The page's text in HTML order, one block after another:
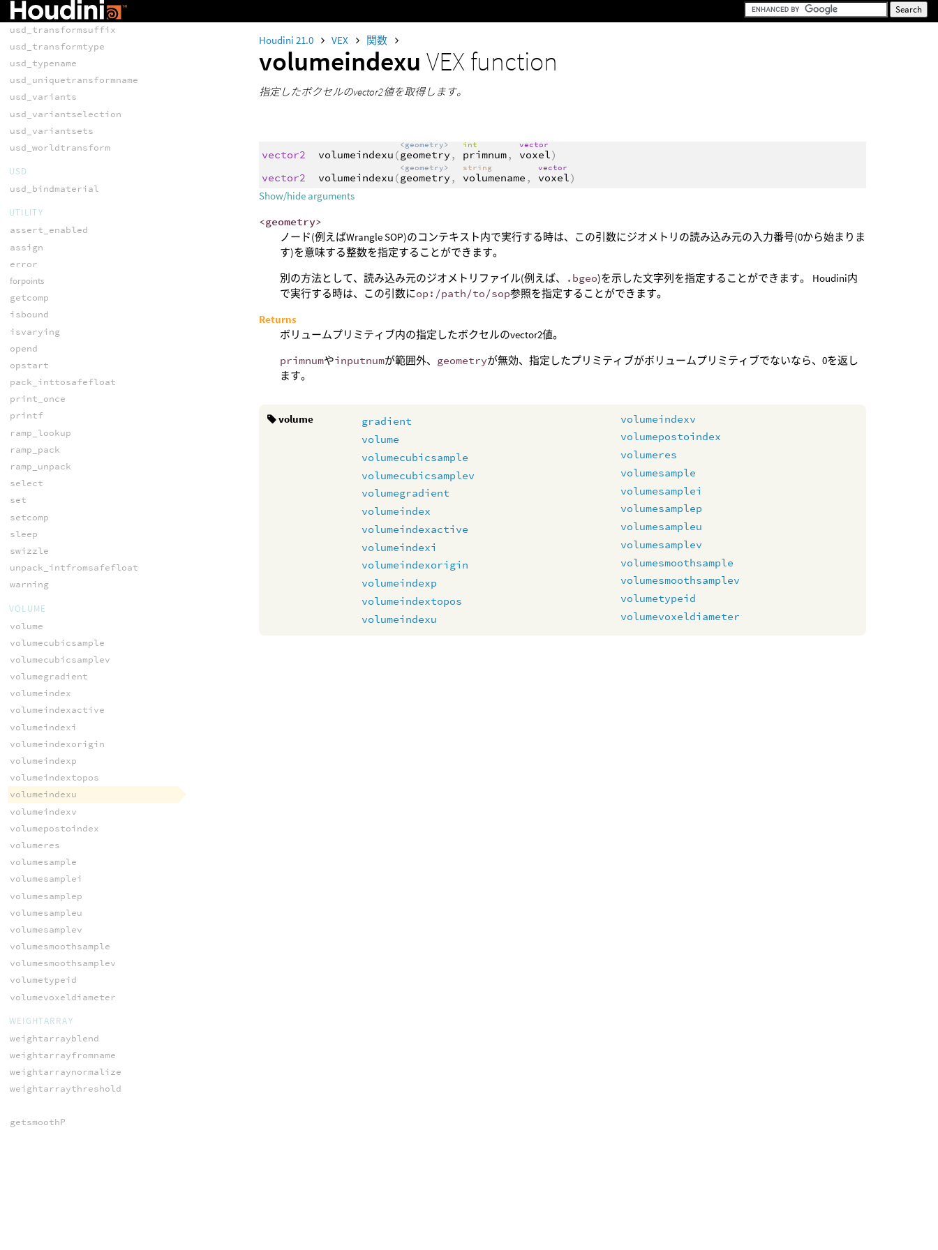
Houdini 21.0 VEX 関数
volumeindexuVEX function
指定したボクセルのvector2値を取得します。
vector2 volumeindexu (
<geometry>
geometry ,
int
primnum,
vector
voxel)
vector2
volumeindexu (
<geometry>
geometry ,
string
volumename ,
vector
voxel)
Show/hide arguments
<geometry>
ノード(例えばWrangle SOP)のコンテキスト内で実行する時は、この引数にジオメトリの読み込み元の入力番号(0から始まりま
す)を意味する整数を指定することができます。
別の方法として、読み込み元のジオメトリファイル(例えば、
.bgeo)を示した文字列を指定することができます。 Houdini内
で実行する時は、この引数にop:/path/to/sop参照を指定することができます。
Returns
ボリュームプリミティブ内の指定したボクセルのvector2値。
primnumやinputnumが範囲外、 geometryが無効、指定したプリミティブがボリュームプリミティブでないなら、0を返し
ます。
volume
gradient
volume
volumecubicsample
volumecubicsamplev
volumegradient
volumeindex
volumeindexactive
volumeindexi
volumeindexorigin
volumeindexp
volumeindextopos
volumeindexu
volumeindexv
volumepostoindex
volumeres
volumesample
volumesamplei
volumesamplep
volumesampleu
volumesamplev
volumesmoothsample
volumesmoothsamplev
volumetypeid
volumevoxeldiameter
usd_transformorder
usd_transformsuffix
usd_transformtype
usd_typename
usd_uniquetransformname
usd_variants
usd_variantselection
usd_variantsets
usd_worldtransform
USD
usd_bindmaterial
UTILITY
assert_enabled
assign
error
forpoints
getcomp
isbound
isvarying
opend
opstart
pack_inttosafefloat
print_once
printf
ramp_lookup
ramp_pack
ramp_unpack
select
set
setcomp
sleep
swizzle
unpack_intfromsafefloat
warning
VOLUME
volume
volumecubicsample
volumecubicsamplev
volumegradient
volumeindex
volumeindexactive
volumeindexi
volumeindexorigin
volumeindexp
volumeindextopos
volumeindexu
volumeindexv
volumepostoindex
volumeres
volumesample
volumesamplei
volumesamplep
volumesampleu
volumesamplev
volumesmoothsample
volumesmoothsamplev
volumetypeid
volumevoxeldiameter
WEIGHTARRAY
weightarrayblend
weightarrayfromname
weightarraynormalize
weightarraythreshold
getsmoothP